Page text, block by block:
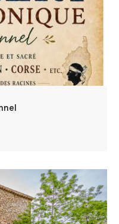
Chambrette vous
interprétation de
de Hans Henny